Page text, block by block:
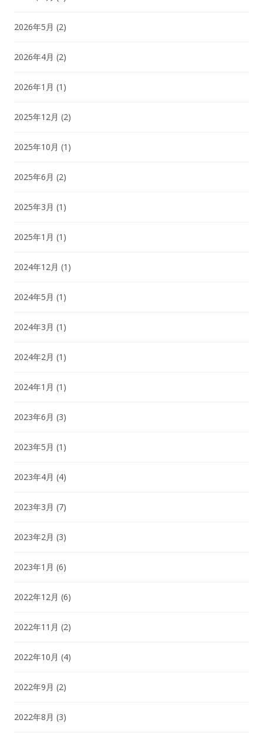
2026年5月 (2)
2026年4月 (2)
2026年1月 (1)
2025年12月 (2)
2025年10月 (1)
2025年6月 (2)
2025年3月 (1)
2025年1月 (1)
2024年12月 (1)
2024年5月 (1)
2024年3月 (1)
2024年2月 (1)
2024年1月 (1)
2023年6月 (3)
2023年5月 (1)
2023年4月 (4)
2023年3月 (7)
2023年2月 (3)
2023年1月 (6)
2022年12月 (6)
2022年11月 (2)
2022年10月 (4)
2022年9月 (2)
2022年8月 (3)